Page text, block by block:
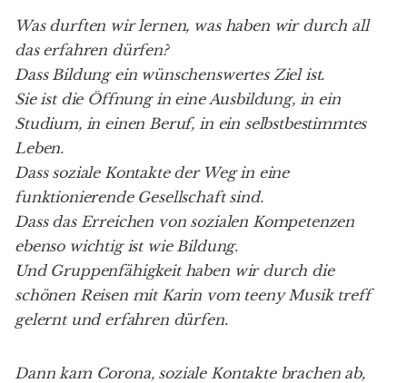
Was durften wir lernen, was haben wir durch all
das erfahren dürfen?
Dass Bildung ein wünschenswertes Ziel ist.
Sie ist die Öffnung in eine Ausbildung, in ein
Studium, in einen Beruf, in ein selbstbestimmtes
Leben.
Dass soziale Kontakte der Weg in eine
funktionierende Gesellschaft sind.
Dass das Erreichen von sozialen Kompetenzen
ebenso wichtig ist wie Bildung.
Und Gruppenfähigkeit haben wir durch die
schönen Reisen mit Karin vom teeny Musik treff
gelernt und erfahren dürfen.
Dann kam Corona, soziale Kontakte brachen ab,